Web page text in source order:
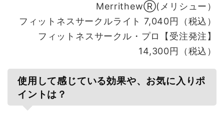
MerrithewⓇ(メリシュー）
フィットネスサークルライト 7,040円（税込）
フィットネスサークル・プロ【受注発注】
14,300円（税込）
使用して感じている効果や、お気に入りポ
イントは？